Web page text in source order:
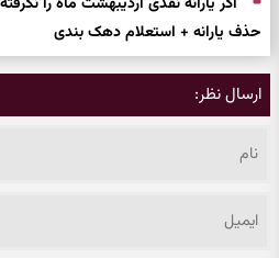
حذف یارانه + استعلام دهک بندی
ارسال نظر: